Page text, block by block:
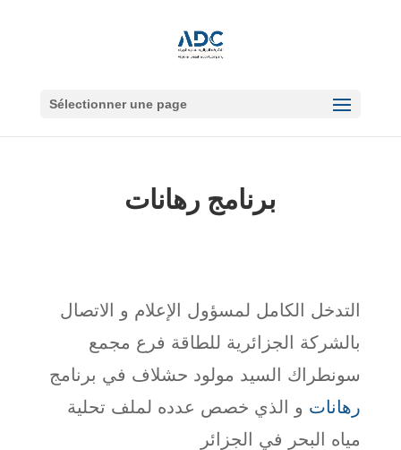
Sélectionner une page
برنامج رهانات
التدخل الكامل لمسؤول الإعلام و الاتصال
بالشركة الجزائرية للطاقة فرع مجمع
سونطراك السيد مولود حشلاف في برنامج
رهانات و الذي خصص عدده لملف تحلية
مياه البحر في الجزائر